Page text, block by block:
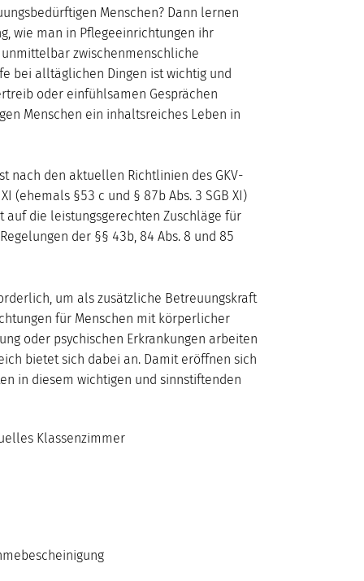
R
Menschen? Dann lernen
wie man in Pflegeeinrichtungen ihr
zwischenmenschliche
bei alltäglichen Dingen ist wichtig und
oder einfühlsamen Gesprächen
Menschen ein inhaltsreiches Leben in
nach den aktuellen Richtlinien des GKV-
(ehemals §53 c und § 87b Abs. 3 SGB XI)
auf die leistungsgerechten Zuschläge für
der §§ 43b, 84 Abs. 8 und 85
um als zusätzliche Betreuungskraft
für Menschen mit körperlicher
oder psychischen Erkrankungen arbeiten
bietet sich dabei an. Damit eröffnen sich
in diesem wichtigen und sinnstiftenden
Klassenzimmer